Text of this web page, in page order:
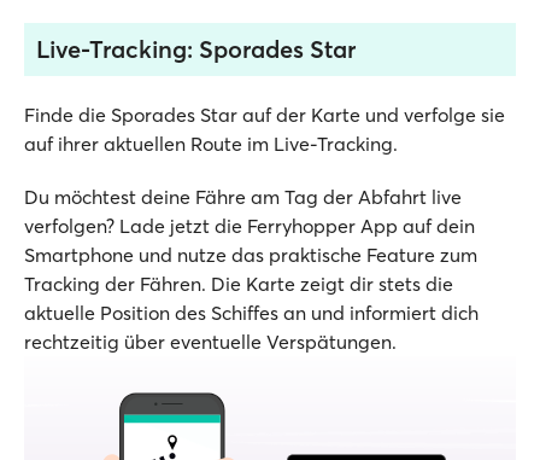
Live-Tracking: Sporades Star
Finde die Sporades Star auf der Karte und verfolge sie
auf ihrer aktuellen Route im Live-Tracking.
Du möchtest deine Fähre am Tag der Abfahrt live
verfolgen? Lade jetzt die Ferryhopper App auf dein
Smartphone und nutze das praktische Feature zum
Tracking der Fähren. Die Karte zeigt dir stets die
aktuelle Position des Schiffes an und informiert dich
rechtzeitig über eventuelle Verspätungen.